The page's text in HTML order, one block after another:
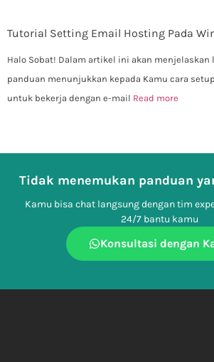
Tutorial Setting Email Hosting Pada
Halo Sobat! Dalam artikel ini akan menjelaskan
panduan menunjukkan kepada Kamu cara
untuk bekerja dengan e-mail Read more
Tidak menemukan panduan
Kamu bisa chat langsung dengan tim
24/7 bantu kamu
Konsultasi dengan